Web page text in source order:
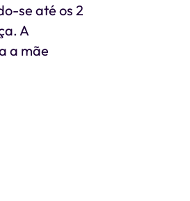
se até os 2
A
a mãe